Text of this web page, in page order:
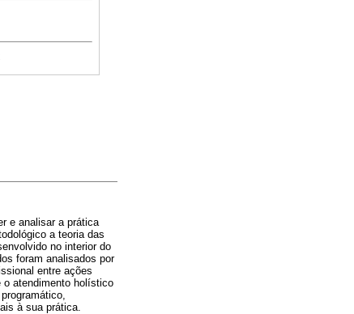
e analisar a prática
a teoria das
no interior do
foram analisados por
entre ações
o atendimento holístico
à sua prática.